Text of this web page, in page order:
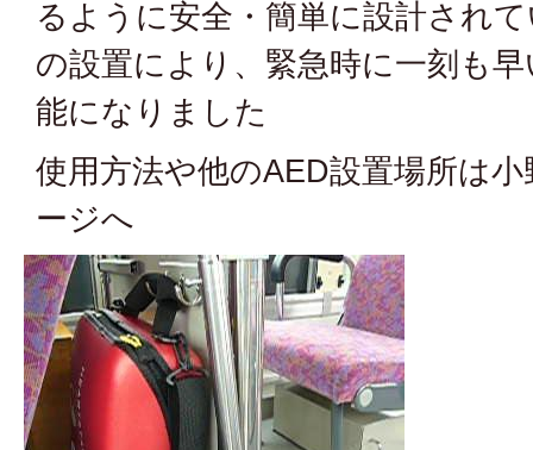
るように安全・簡単に設計され
の設置により、緊急時に一刻も
能になりました
使用方法や他のAED設置場所は
ージへ